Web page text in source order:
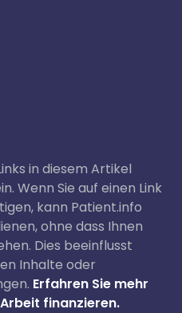
in diesem Artikel
Wenn Sie auf einen Link
kann Patient.info
ohne dass Ihnen
Dies beeinflusst
Inhalte oder
Erfahren Sie mehr
finanzieren.